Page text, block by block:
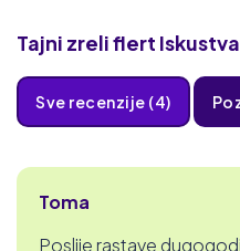
Tajni zreli flert
Sve recenzije (4)
Toma
Poslije rastave